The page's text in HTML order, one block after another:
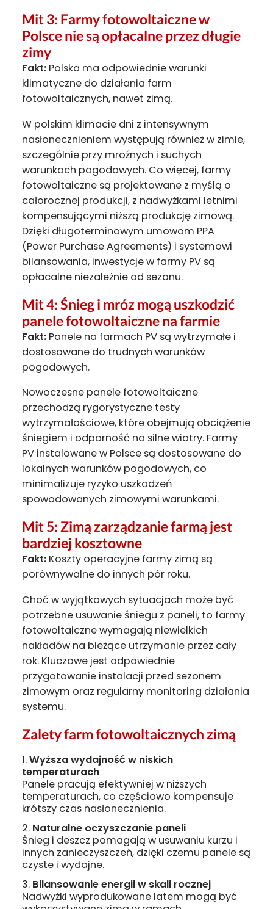
Mit 3: Farmy fotowoltaiczne w
Polsce nie są opłacalne przez długie
zimy
Fakt: Polska ma odpowiednie warunki
klimatyczne do działania farm
fotowoltaicznych, nawet zimą.
W polskim klimacie dni z intensywnym
nasłonecznieniem występują również w zimie,
szczególnie przy mroźnych i suchych
warunkach pogodowych. Co więcej, farmy
fotowoltaiczne są projektowane z myślą o
całorocznej produkcji, z nadwyżkami letnimi
kompensującymi niższą produkcję zimową.
Dzięki długoterminowym umowom PPA
(Power Purchase Agreements) i systemowi
bilansowania, inwestycje w farmy PV są
opłacalne niezależnie od sezonu.
Mit 4: Śnieg i mróz mogą uszkodzić
panele fotowoltaiczne na farmie
Fakt: Panele na farmach PV są wytrzymałe i
dostosowane do trudnych warunków
pogodowych.
Nowoczesne panele fotowoltaiczne
przechodzą rygorystyczne testy
wytrzymałościowe, które obejmują obciążenie
śniegiem i odporność na silne wiatry. Farmy
PV instalowane w Polsce są dostosowane do
lokalnych warunków pogodowych, co
minimalizuje ryzyko uszkodzeń
spowodowanych zimowymi warunkami.
Mit 5: Zimą zarządzanie farmą jest
bardziej kosztowne
Fakt: Koszty operacyjne farmy zimą są
porównywalne do innych pór roku.
Choć w wyjątkowych sytuacjach może być
potrzebne usuwanie śniegu z paneli, to farmy
fotowoltaiczne wymagają niewielkich
nakładów na bieżące utrzymanie przez cały
rok. Kluczowe jest odpowiednie
przygotowanie instalacji przed sezonem
zimowym oraz regularny monitoring działania
systemu.
Zalety farm fotowoltaicznych zimą
Wyższa wydajność w niskich
temperaturach
Panele pracują efektywniej w niższych
temperaturach, co częściowo kompensuje
krótszy czas nasłonecznienia.
Naturalne oczyszczanie paneli
Śnieg i deszcz pomagają w usuwaniu kurzu i
innych zanieczyszczeń, dzięki czemu panele są
czyste i wydajne.
Bilansowanie energii w skali rocznej
Nadwyżki wyprodukowane latem mogą być